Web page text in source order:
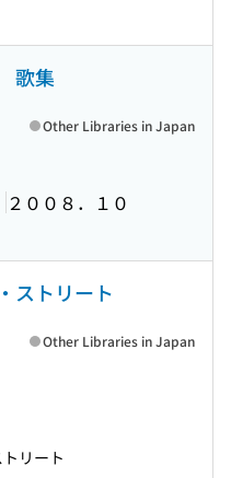
集
２００８．１０
Other Libraries in Japan
・ストリート
Other Libraries in Japan
トリート